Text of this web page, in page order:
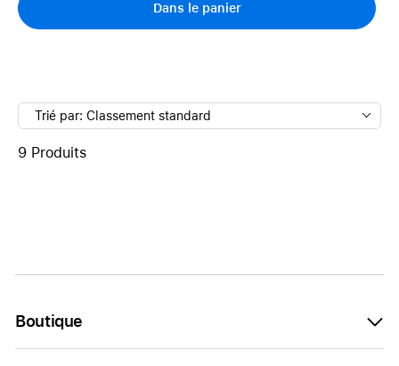
Dans le panier
Trié par: Classement standard
9 Produits
Boutique